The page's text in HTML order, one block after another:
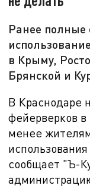
Ранее полные
в Крыму,
Брянской и
В Краснодаре
фейерверков
менее
сообщает "Ъ-